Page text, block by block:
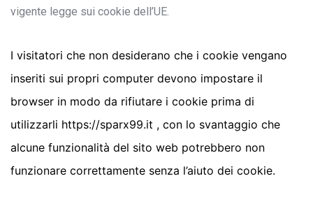
vigente legge sui cookie dell’UE.
I visitatori che non desiderano che i cookie vengano
inseriti sui propri computer devono impostare il
browser in modo da rifiutare i cookie prima di
utilizzarli https://sparx99.it , con lo svantaggio che
alcune funzionalità del sito web potrebbero non
funzionare correttamente senza l’aiuto dei cookie.